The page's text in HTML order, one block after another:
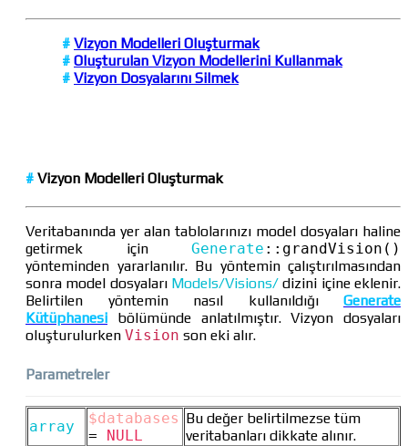
# Vizyon Modelleri Oluşturmak
# Oluşturulan Vizyon Modellerini Kullanmak
# Vizyon Dosyalarını Silmek
# Vizyon Modelleri Oluşturmak
Veritabanında yer alan tablolarınızı model dosyaları haline
getirmek için Generate :: grandVision()
yönteminden yararlanılır. Bu yöntemin çalıştırılmasından
sonra model dosyaları Models/Visions/ dizini içine eklenir.
Belirtilen yöntemin nasıl kullanıldığı Generate
Kütüphanesi bölümünde anlatılmıştır. Vizyon dosyaları
oluşturulurken Vision son eki alır.
Parametreler
array
$databases
=
NULL
Bu değer belirtilmezse tüm
veritabanları dikkate alınır.